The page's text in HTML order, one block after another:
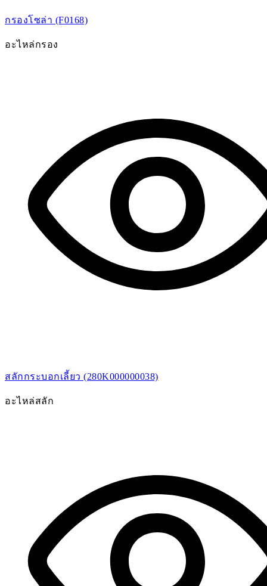
กรองโซล่า (F0168)
อะไหล่กรอง
สลักกระบอกเลี้ยว (280K000000038)
อะไหล่สลัก